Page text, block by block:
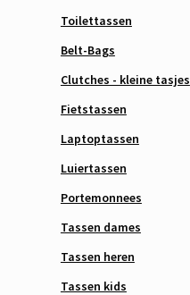
Toilettassen
Belt-Bags
Clutches - kleine tasjes
Fietstassen
Laptoptassen
Luiertassen
Portemonnees
Tassen dames
Tassen heren
Tassen kids